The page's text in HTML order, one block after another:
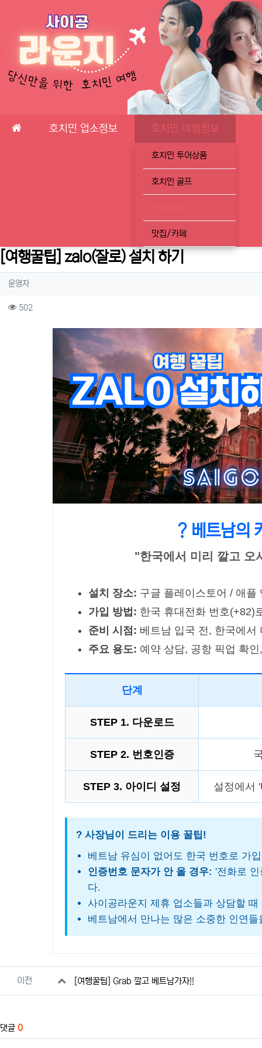
메인 메뉴호치민 업소정보 호치민 여행정보
호치민 투어상품
호치민 골프
맛집/카페
[여행꿀팁] zalo(잘로) 설치 하기
작성자 정보
운영자작성
컨텐츠 정보
502
? 베트남의
"한국에서 미리 깔고 오
설치 장소: 구글 플레이스토어 / 애플
가입 방법: 한국 휴대전화 번호(+82)
준비 시점: 베트남 입국 전, 한국에서
주요 용도: 예약 상담, 공항 픽업 확
단계
STEP 1. 다운로드
STEP 2. 번호인증
STEP 3. 아이디 설정 설정에서
? 사장님이 드리는 이용 꿀팁!
베트남 유심이 없어도 한국 번호로 가
인증번호 문자가 안 올 경우: '전화로
다.
사이공라운지 제휴 업소들과 상담할
베트남에서 만나는 많은 소중한 인연
관련자료
이전 [여행꿀팁] Grab 깔고 베트남가자!!
댓글 0